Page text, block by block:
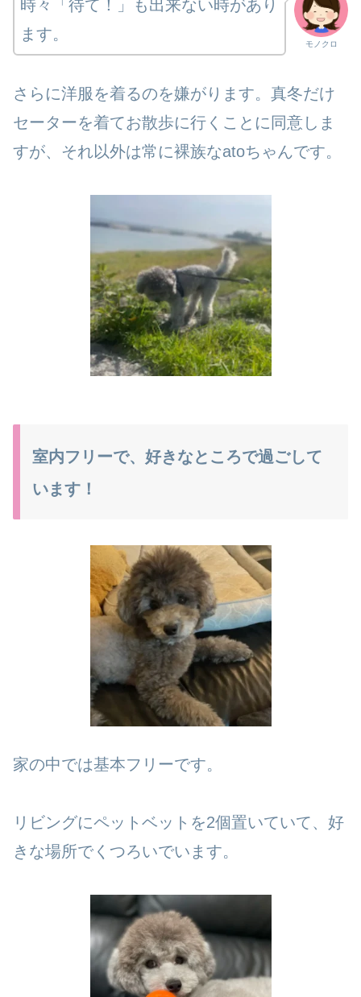
モノクロ
時々「待て！」も出来ない時があり
ます。
さらに洋服を着るのを嫌がります。真冬だけ
セーターを着てお散歩に行くことに同意しま
すが、それ以外は常に裸族なatoちゃんです。
室内フリーで、好きなところで過ごして
います！
家の中では基本フリーです。
リビングにペットベットを2個置いていて、好
きな場所でくつろいでいます。